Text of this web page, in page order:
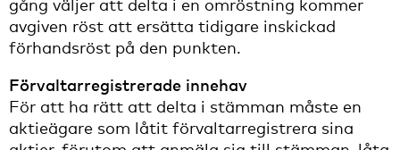
avgiven röst att ersätta tidigare inskickad
förhandsröst på den punkten.
Förvaltarregistrerade innehav
För att ha rätt att delta i stämman måste en
aktieägare som låtit förvaltarregistrera sina